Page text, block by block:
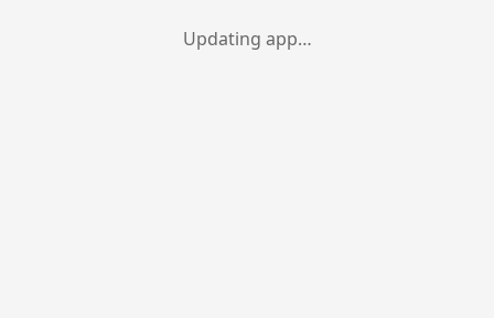
Updating app…